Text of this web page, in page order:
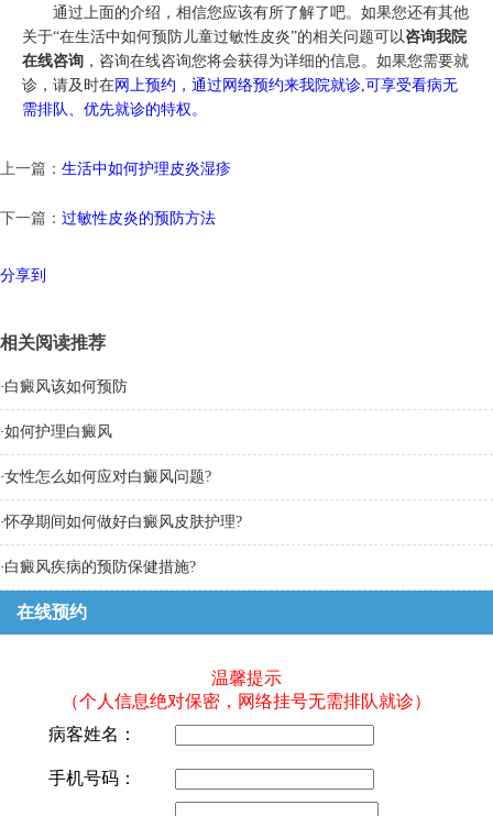
通过上面的介绍，相信您应该有所了解了吧。如果您还有其他
关于“在生活中如何预防儿童过敏性皮炎”的相关问题可以咨询我院
在线咨询 ，咨询在线咨询您将会获得为详细的信息。如果您需要就
诊，请及时在网上预约，通过网络预约来我院就诊,可享受看病无
需排队、优先就诊的特权。
上一篇： 生活中如何护理皮炎湿疹
下一篇： 过敏性皮炎的预防方法
分享到
相关阅读推荐
·白癜风该如何预防
·如何护理白癜风
·女性怎么如何应对白癜风问题?
·怀孕期间如何做好白癜风皮肤护理?
·白癜风疾病的预防保健措施?
在线预约
温馨提示
（个人信息绝对保密，网络挂号无需排队就诊）
病客姓名：
手机号码：